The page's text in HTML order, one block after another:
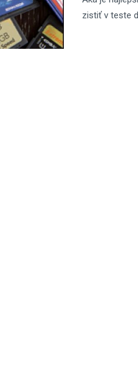
zistiť v teste